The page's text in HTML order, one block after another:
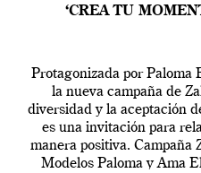
‘CREA TU
Protagonizada por Paloma
la nueva campaña de
diversidad y la aceptación
es una invitación para
manera positiva. Campaña
Modelos Paloma y Ama